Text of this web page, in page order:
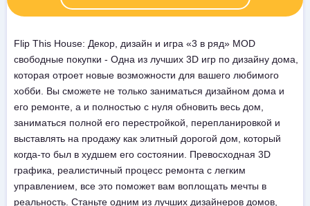
Flip This House: Декор, дизайн и игра «3 в ряд» MOD
свободные покупки - Одна из лучших 3D игр по дизайну дома,
которая отроет новые возможности для вашего любимого
хобби. Вы сможете не только заниматься дизайном дома и
его ремонте, а и полностью с нуля обновить весь дом,
заниматься полной его перестройкой, перепланировкой и
выставлять на продажу как элитный дорогой дом, который
когда-то был в худшем его состоянии. Превосходная 3D
графика, реалистичный процесс ремонта с легким
управлением, все это поможет вам воплощать мечты в
реальность. Станьте одним из лучших дизайнеров домов,